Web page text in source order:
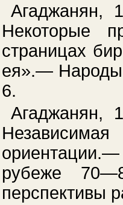
Агаджанян,
Некоторые
страницах
ея».—
6.
Агаджанян,
рубеже
перспективы